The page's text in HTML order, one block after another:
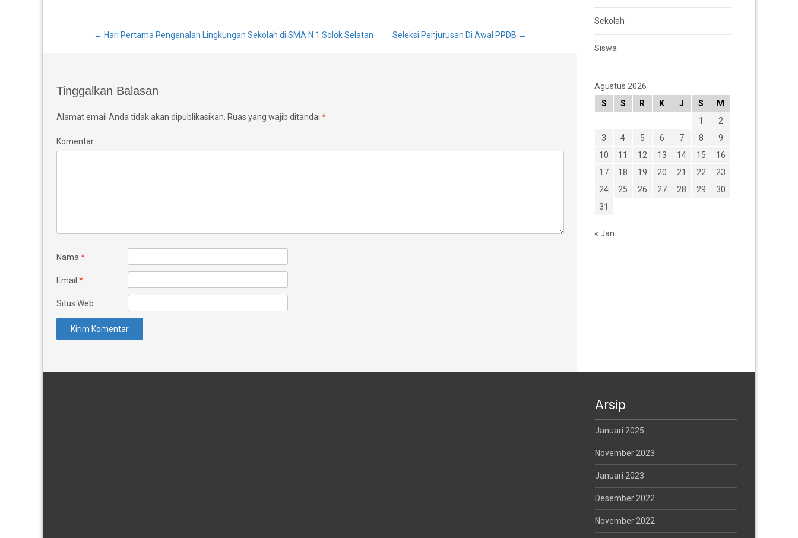
Post
navigation
← Hari Pertama Pengenalan Lingkungan Sekolah di SMA N 1 Solok Selatan Seleksi Penjurusan Di Awal PPDB →
Tinggalkan Balasan
Alamat email Anda tidak akan dipublikasikan. Ruas yang wajib ditandai *
Komentar
Nama *
Email *
Situs Web
Sekolah
Siswa
Agustus 2026
S
S R K J S
M
1
2
3
4 5 6 7 8
9
10
11 12 13 14 15
16
17
18 19 20 21 22
23
24
25 26 27 28 29
30
31
« Jan
Arsip
Januari 2025
November 2023
Januari 2023
Desember 2022
November 2022